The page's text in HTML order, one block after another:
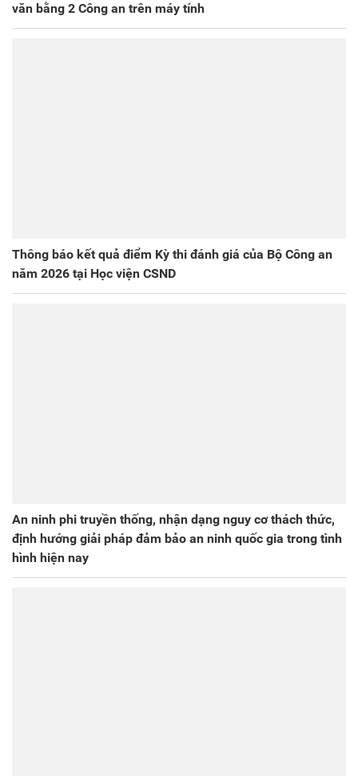
văn bằng 2 Công an trên máy tính
Thông báo kết quả điểm Kỳ thi đánh giá của Bộ Công an
năm 2026 tại Học viện CSND
An ninh phi truyền thống, nhận dạng nguy cơ thách thức,
định hướng giải pháp đảm bảo an ninh quốc gia trong tình
hình hiện nay